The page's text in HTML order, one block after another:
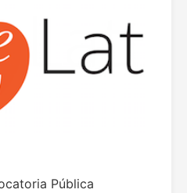
Pública